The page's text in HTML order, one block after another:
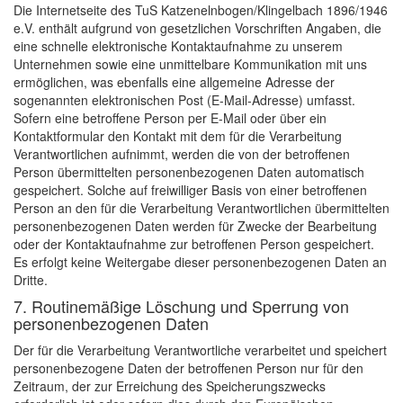
Die Internetseite des TuS Katzenelnbogen/Klingelbach 1896/1946
e.V. enthält aufgrund von gesetzlichen Vorschriften Angaben, die
eine schnelle elektronische Kontaktaufnahme zu unserem
Unternehmen sowie eine unmittelbare Kommunikation mit uns
ermöglichen, was ebenfalls eine allgemeine Adresse der
sogenannten elektronischen Post (E-Mail-Adresse) umfasst.
Sofern eine betroffene Person per E-Mail oder über ein
Kontaktformular den Kontakt mit dem für die Verarbeitung
Verantwortlichen aufnimmt, werden die von der betroffenen
Person übermittelten personenbezogenen Daten automatisch
gespeichert. Solche auf freiwilliger Basis von einer betroffenen
Person an den für die Verarbeitung Verantwortlichen übermittelten
personenbezogenen Daten werden für Zwecke der Bearbeitung
oder der Kontaktaufnahme zur betroffenen Person gespeichert.
Es erfolgt keine Weitergabe dieser personenbezogenen Daten an
Dritte.
7. Routinemäßige Löschung und Sperrung von
personenbezogenen Daten
Der für die Verarbeitung Verantwortliche verarbeitet und speichert
personenbezogene Daten der betroffenen Person nur für den
Zeitraum, der zur Erreichung des Speicherungszwecks